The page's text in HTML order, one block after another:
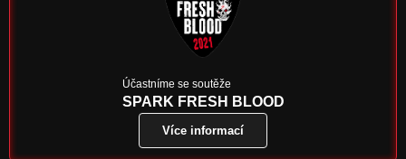
Účastníme se soutěže
SPARK FRESH BLOOD
Více informací